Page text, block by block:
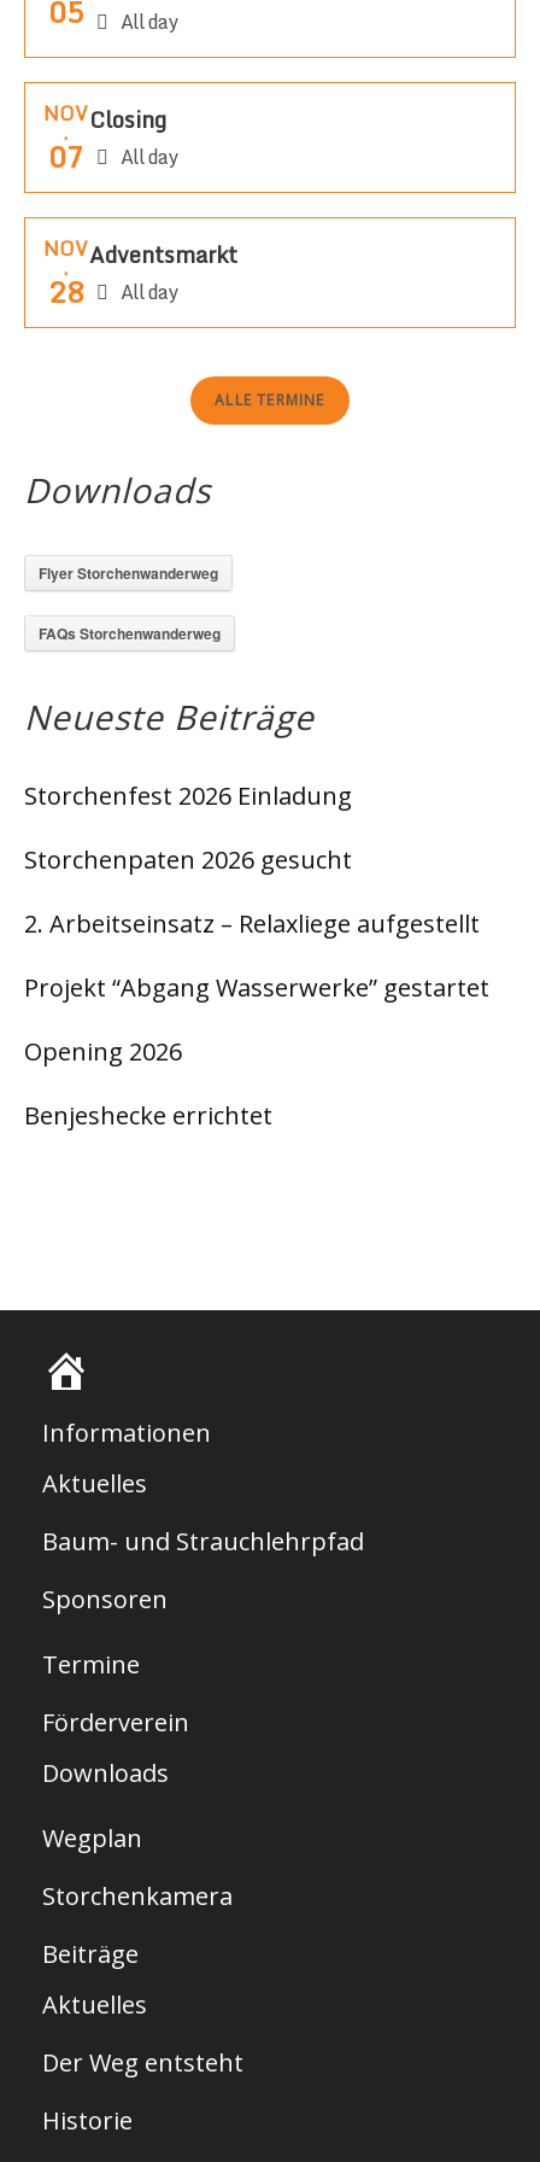
05 All day
NOV
.
07
Closing
All day
NOV
.
28
Adventsmarkt
All day
ALLE TERMINE
Downloads
Flyer Storchenwanderweg
FAQs Storchenwanderweg
Neueste Beiträge
Storchenfest 2026 Einladung
Storchenpaten 2026 gesucht
2. Arbeitseinsatz – Relaxliege aufgestellt
Projekt “Abgang Wasserwerke” gestartet
Opening 2026
Benjeshecke errichtet
r
t
s
i
t
e
Informationen
Aktuelles
Baum- und Strauchlehrpfad
Sponsoren
Termine
Förderverein
Downloads
Wegplan
Storchenkamera
Beiträge
Aktuelles
Der Weg entsteht
Historie